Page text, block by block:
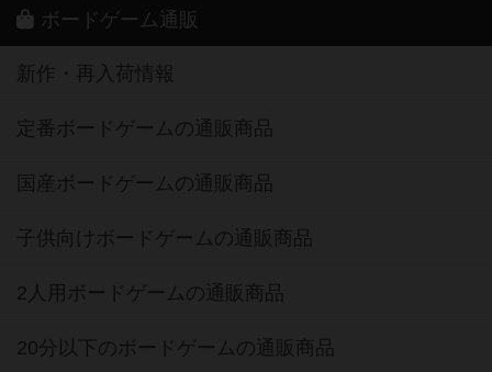
ボードゲーム通販
新作・再入荷情報
定番ボードゲームの通販商品
国産ボードゲームの通販商品
子供向けボードゲームの通販商品
2人用ボードゲームの通販商品
20分以下のボードゲームの通販商品